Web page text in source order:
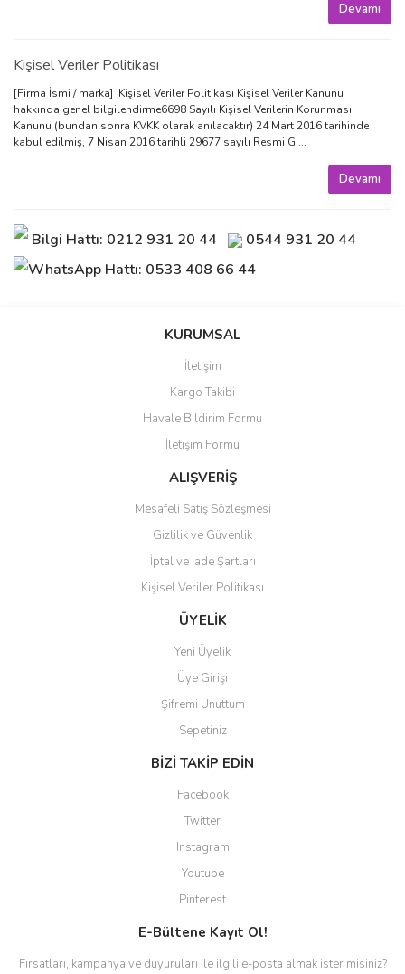
Devamı
Kişisel Veriler Politikası
[Firma İsmi / marka] Kişisel Veriler Politikası Kişisel Veriler Kanunu
hakkında genel bilgilendirme6698 Sayılı Kişisel Verilerin Korunması
Kanunu (bundan sonra KVKK olarak anılacaktır) 24 Mart 2016 tarihinde
kabul edilmiş, 7 Nisan 2016 tarihli 29677 sayılı Resmi G ...
Devamı
Bilgi Hattı: 0212 931 20 44
0544 931 20 44
WhatsApp Hattı: 0533 408 66 44
KURUMSAL
İletişim
Kargo Takibi
Havale Bildirim Formu
İletişim Formu
ALIŞVERİŞ
Mesafeli Satış Sözleşmesi
Gizlilik ve Güvenlik
İptal ve İade Şartları
Kişisel Veriler Politikası
ÜYELİK
Yeni Üyelik
Üye Girişi
Şifremi Unuttum
Sepetiniz
BİZİ TAKİP EDİN
Facebook
Twitter
Instagram
Youtube
Pinterest
E-Bültene Kayıt Ol!
Fırsatları, kampanya ve duyuruları ile ilgili e-posta almak ister misiniz?